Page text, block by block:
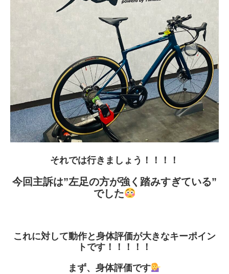
それでは行きましょう！！！！
今回主訴は”左足の方が強く踏みすぎている”
でした
これに対して動作と身体評価が大きなキーポイン
トです！！！！！
まず、身体評価です